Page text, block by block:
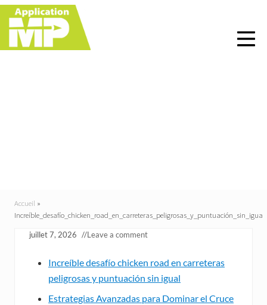
Menu
Skip
right
header
Skip
main
content
Skip
primary
sidebar
Skip
footer
Accueil »
Increíble_desafío_chicken_road_en_carreteras_peligrosas_y_puntuación_sin_igua
juillet 7, 2026 //Leave a comment
Increíble desafío chicken road en carreteras
peligrosas y puntuación sin igual
Estrategias Avanzadas para Dominar el Cruce